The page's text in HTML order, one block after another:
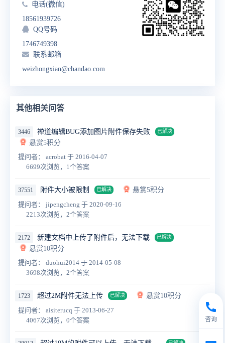
电话(微信)
18561939726
QQ号码
1746749398
联系邮箱
weizhongxian@chandao.com
其他相关问答
3446 禅道编辑BUG添加图片附件保存失败 已解决
悬赏5积分
提问者： acrobat 于 2016-04-07
6699次浏览，1个答案
37551 附件大小被限制 已解决
悬赏5积分
提问者： jipengcheng 于 2020-09-16
2213次浏览，2个答案
2172 新建文档中上传了附件后，无法下载 已解决
悬赏10积分
提问者： duohui2014 于 2014-05-08
3698次浏览，2个答案
1723 超过2M附件无法上传 已解决
悬赏10积分
提问者： aisiterucq 于 2013-06-27
4067次浏览，0个答案
咨询